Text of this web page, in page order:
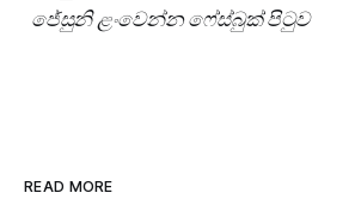
ජේසුනි ළංවෙන්න ෆේස්බුක් පිටුව
READ MORE